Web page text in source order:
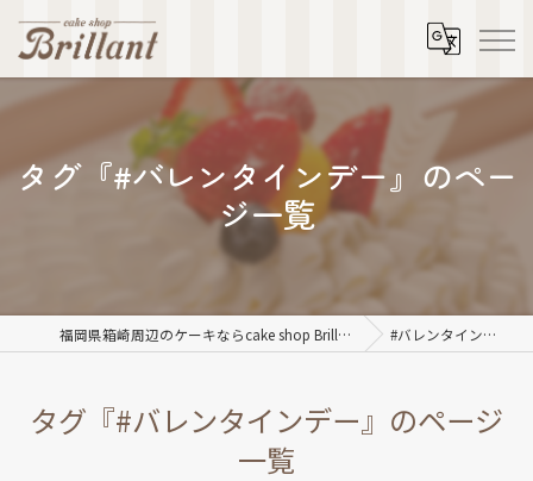
タグ『#バレンタインデー』のペー
ジ一覧
福岡県箱崎周辺のケーキならcake shop Brillant #バレンタインデー
タグ『#バレンタインデー』のページ
一覧